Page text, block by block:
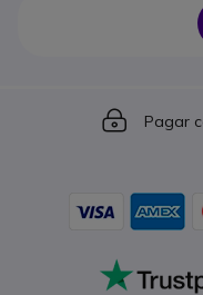
Icon
Pagar